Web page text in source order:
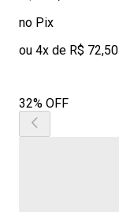
no Pix
ou 4x de R$ 72,50
32% OFF